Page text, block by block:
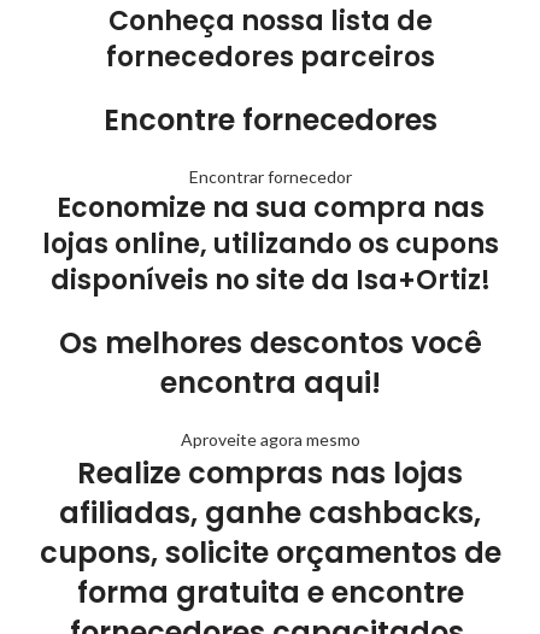
Conheça nossa lista de
fornecedores parceiros
Encontre fornecedores
Encontrar fornecedor
Economize na sua compra nas
lojas online, utilizando os cupons
disponíveis no site da Isa+Ortiz!
Os melhores descontos você
encontra aqui!
Aproveite agora mesmo
Realize compras nas lojas
afiliadas, ganhe cashbacks,
cupons, solicite orçamentos de
forma gratuita e encontre